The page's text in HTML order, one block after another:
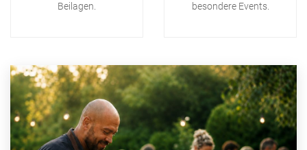
Beilagen.
besondere Events.